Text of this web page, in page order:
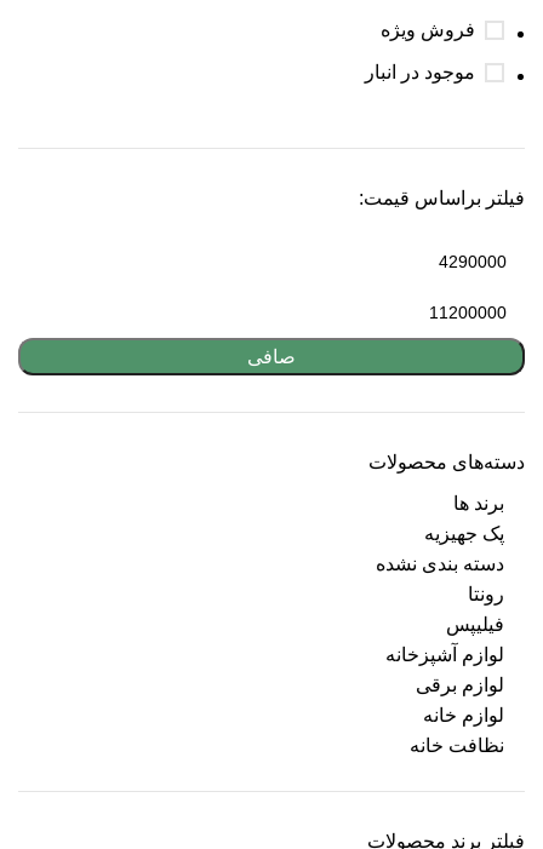
فروش ویژه
موجود در انبار
فیلتر براساس قیمت:
صافی
دسته‌های محصولات
برند ها
پک جهیزیه
دسته بندی نشده
رونتا
فیلیپس
لوازم آشپزخانه
لوازم برقی
لوازم خانه
نظافت خانه
فیلتر برند محصولات